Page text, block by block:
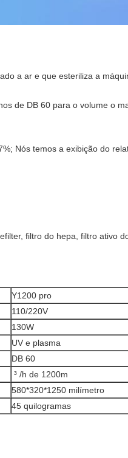
a ar e que esteriliza a
de DB 60 para o volume o
Nós temos a exibição do
filtro do hepa, filtro ativo
Y1200 pro
110/220V
130W
UV e plasma
DB 60
³ /h de 1200m
580*320*1250 milímetro
45 quilogramas